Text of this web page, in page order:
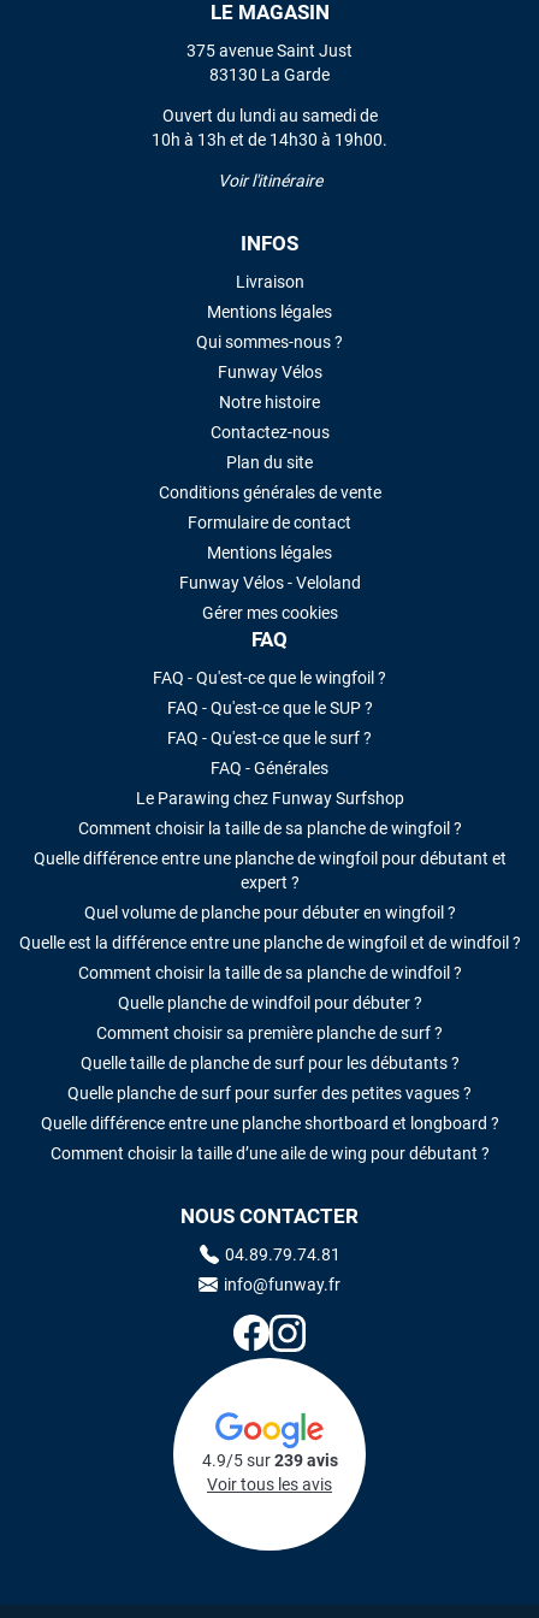
LE MAGASIN
375 avenue Saint Just
83130 La Garde
Ouvert du lundi au samedi de
10h à 13h et de 14h30 à 19h00.
Voir l'itinéraire
INFOS
Livraison
Mentions légales
Qui sommes-nous ?
Funway Vélos
Notre histoire
Contactez-nous
Plan du site
Conditions générales de vente
Formulaire de contact
Mentions légales
Funway Vélos - Veloland
Gérer mes cookies
FAQ
FAQ - Qu'est-ce que le wingfoil ?
FAQ - Qu'est-ce que le SUP ?
FAQ - Qu'est-ce que le surf ?
FAQ - Générales
Le Parawing chez Funway Surfshop
Comment choisir la taille de sa planche de wingfoil ?
Quelle différence entre une planche de wingfoil pour débutant et
expert ?
Quel volume de planche pour débuter en wingfoil ?
Quelle est la différence entre une planche de wingfoil et de windfoil ?
Comment choisir la taille de sa planche de windfoil ?
Quelle planche de windfoil pour débuter ?
Comment choisir sa première planche de surf ?
Quelle taille de planche de surf pour les débutants ?
Quelle planche de surf pour surfer des petites vagues ?
Quelle différence entre une planche shortboard et longboard ?
Comment choisir la taille d’une aile de wing pour débutant ?
NOUS CONTACTER
04.89.79.74.81
info@funway.fr
4.9/5 sur239 avis
Voir tous les avis
VOIR TOUS LES AVIS
LAISSER UN AVIS